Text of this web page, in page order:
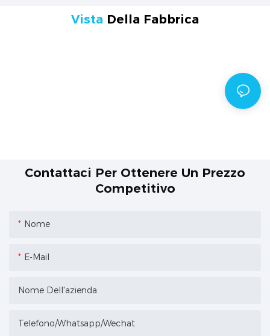
Vista Della Fabbrica
Contattaci Per Ottenere Un Prezzo
Competitivo
Nome
E-Mail
Nome Dell'azienda
Telefono/Whatsapp/Wechat